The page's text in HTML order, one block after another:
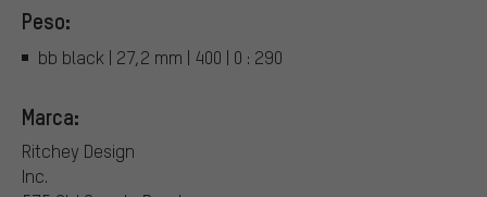
Peso:
bb black | 27,2 mm | 400 | 0 : 290
Marca:
Ritchey Design
Inc.